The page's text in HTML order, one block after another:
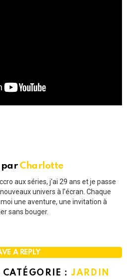
par Charlotte
aux séries, j'ai 29 ans et je passe
univers à l'écran. Chaque
une aventure, une invitation à
sans bouger.
A REPLY
CATÉGORIE :JARDIN